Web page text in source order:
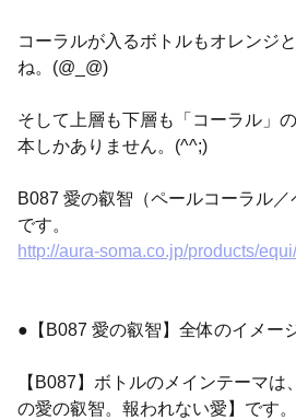
コーラルが入るボトルもオレンジ
ね。(@_@)
そして上層も下層も「コーラル」
本しかありません。(^^;)
B087 愛の叡智（ペールコーラル
です。
http://aura-soma.co.jp/products/
●【B087 愛の叡智】全体のイメー
【B087】ボトルのメインテーマ
の愛の叡智。報われない愛】です。